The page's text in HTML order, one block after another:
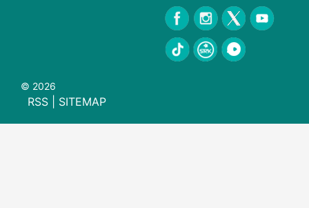
© 2026
RSS SITEMAP